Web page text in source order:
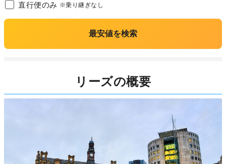
直行便のみ ※乗り継ぎなし
最安値を検索
リーズの概要